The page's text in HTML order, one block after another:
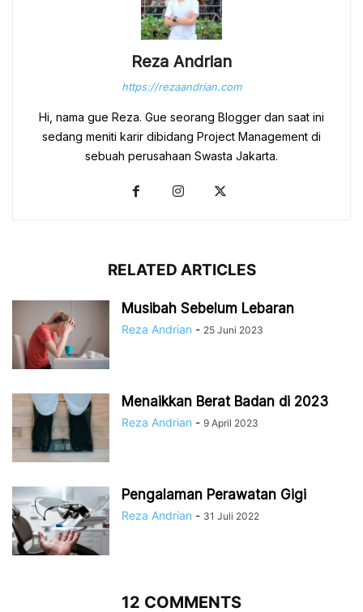
Reza Andrian
https://rezaandrian.com
Hi, nama gue Reza. Gue seorang Blogger dan saat ini
sedang meniti karir dibidang Project Management di
sebuah perusahaan Swasta Jakarta.
RELATED ARTICLES
Musibah Sebelum Lebaran
Reza Andrian - 25 Juni 2023
Menaikkan Berat Badan di 2023
Reza Andrian - 9 April 2023
Pengalaman Perawatan Gigi
Reza Andrian - 31 Juli 2022
12 COMMENTS